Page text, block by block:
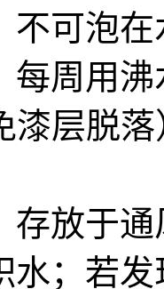
不可泡
用沸
层脱落
放于通
水；若